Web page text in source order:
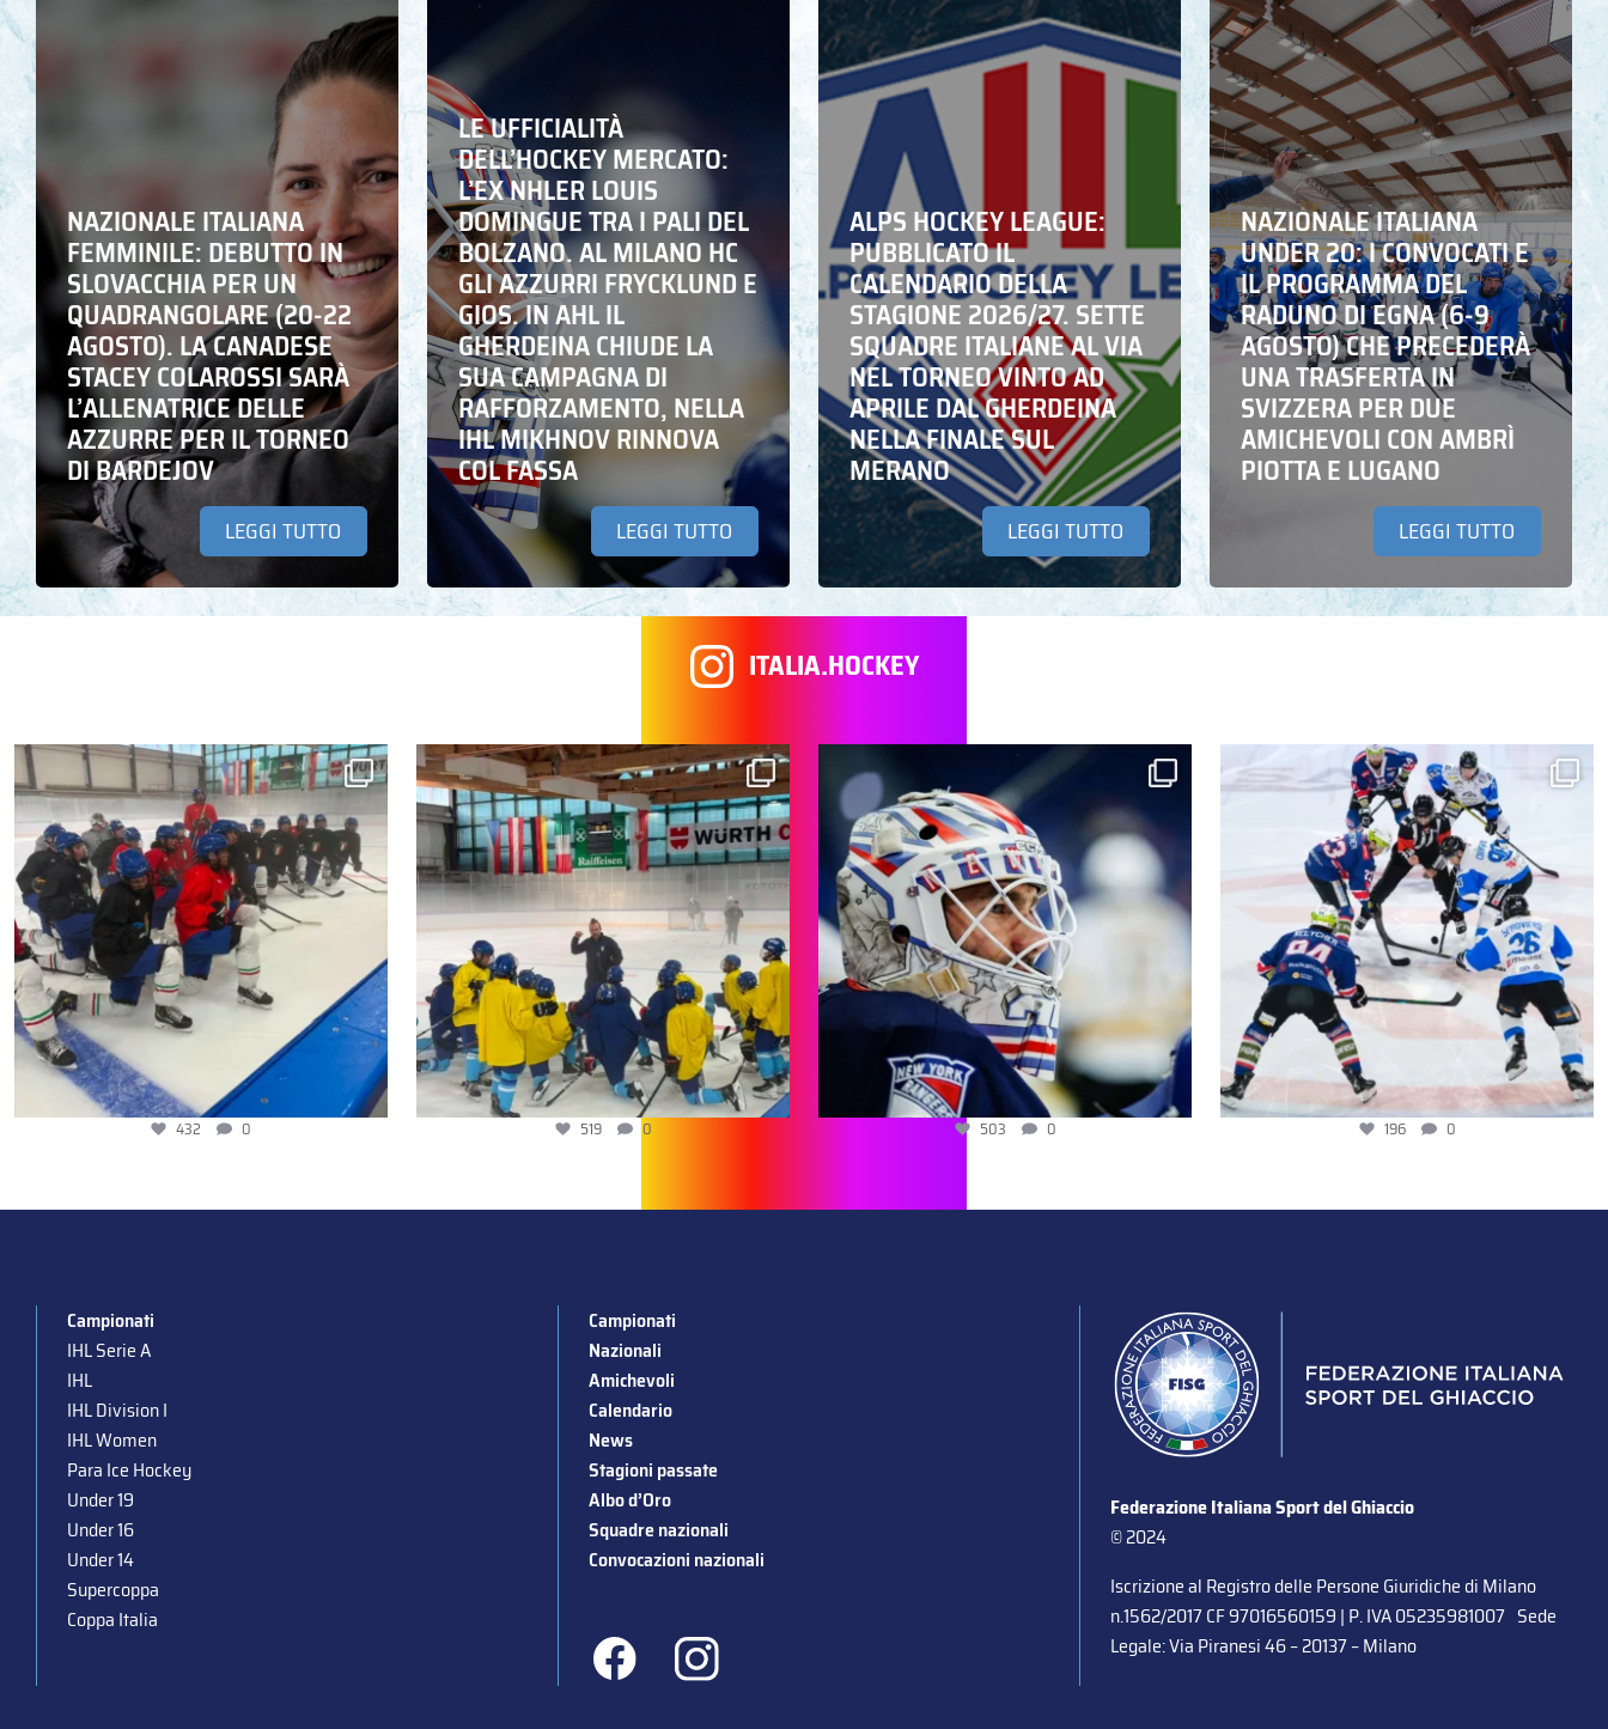
NAZIONALE ITALIANA
FEMMINILE: DEBUTTO IN
SLOVACCHIA PER UN
QUADRANGOLARE (20-22
AGOSTO). LA CANADESE
STACEY COLAROSSI SARÀ
L’ALLENATRICE DELLE
AZZURRE PER IL TORNEO
DI BARDEJOV
LEGGI TUTTO
LE UFFICIALITÀ
DELL’HOCKEY MERCATO:
L’EX NHLER LOUIS
DOMINGUE TRA I PALI DEL
BOLZANO. AL MILANO HC
GLI AZZURRI FRYCKLUND E
GIOS. IN AHL IL
GHERDEINA CHIUDE LA
SUA CAMPAGNA DI
RAFFORZAMENTO, NELLA
IHL MIKHNOV RINNOVA
COL FASSA
LEGGI TUTTO
ALPS HOCKEY LEAGUE:
PUBBLICATO IL
CALENDARIO DELLA
STAGIONE 2026/27. SETTE
SQUADRE ITALIANE AL VIA
NEL TORNEO VINTO AD
APRILE DAL GHERDEINA
NELLA FINALE SUL
MERANO
LEGGI TUTTO
NAZIONALE ITALIANA
UNDER 20: I CONVOCATI E
IL PROGRAMMA DEL
RADUNO DI EGNA (6-9
AGOSTO) CHE PRECEDERÀ
UNA TRASFERTA IN
SVIZZERA PER DUE
AMICHEVOLI CON AMBRÌ
PIOTTA E LUGANO
LEGGI TUTTO
ITALIA.HOCKEY
432 0 519 0 503 0 196 0
Campionati
IHL Serie A
IHL
IHL Division I
IHL Women
Para Ice Hockey
Under 19
Under 16
Under 14
Supercoppa
Coppa Italia
Campionati
Nazionali
Amichevoli
Calendario
News
Stagioni passate
Albo d’Oro
Squadre nazionali
Convocazioni nazionali
Federazione Italiana Sport del Ghiaccio
© 2024
Iscrizione al Registro delle Persone Giuridiche di Milano
n.1562/2017 CF 97016560159 | P. IVA 05235981007 Sede
Legale: Via Piranesi 46 – 20137 – Milano